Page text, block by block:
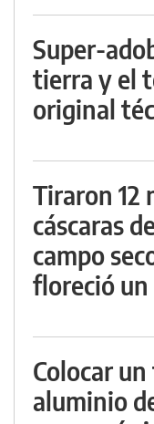
Super-
tierra y el
original
Tiraron 12
cáscaras
campo
floreció
Colocar
aluminio